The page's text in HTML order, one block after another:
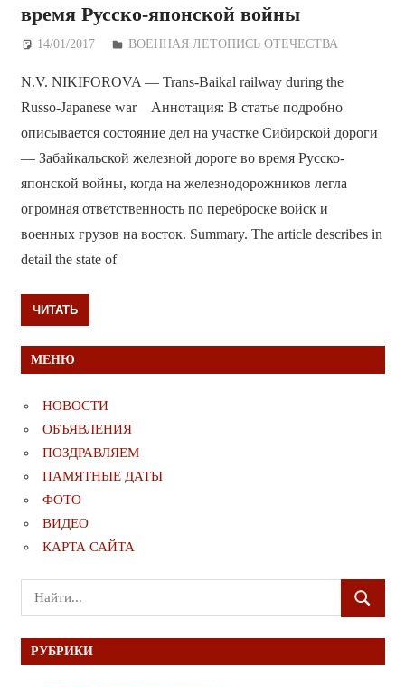
время Русско-японской войны
14/01/2017 Дежурный по Редакции
ВОЕННАЯ ЛЕТОПИСЬ ОТЕЧЕСТВА
N.V. NIKIFOROVA — Trans-Baikal railway during the
Russo-Japanese war Аннотация: В статье подробно
описывается состояние дел на участке Сибирской дороги
— Забайкальской железной дороге во время Русско-
японской войны, когда на железнодорожников легла
огромная ответственность по переброске войск и
военных грузов на восток. Summary. The article describes in
detail the state of
ЧИТАТЬ
МЕНЮ
НОВОСТИ
ОБЪЯВЛЕНИЯ
ПОЗДРАВЛЯЕМ
ПАМЯТНЫЕ ДАТЫ
ФОТО
ВИДЕО
КАРТА САЙТА
Поиск
для:
ПОИСК
РУБРИКИ